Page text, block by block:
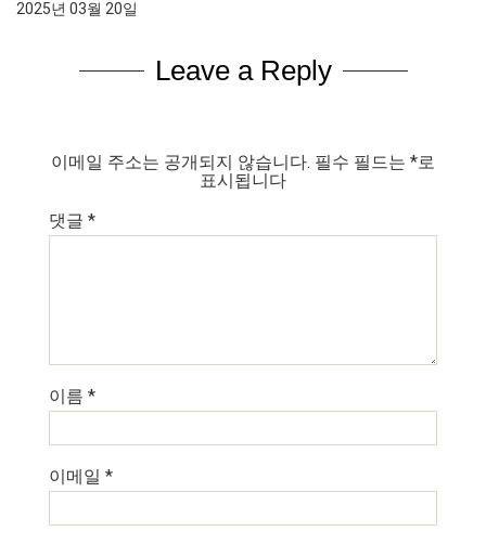
2025년 03월 20일
Leave a Reply
이메일 주소는 공개되지 않습니다. 필수 필드는 *로
표시됩니다
댓글 *
이름 *
이메일 *